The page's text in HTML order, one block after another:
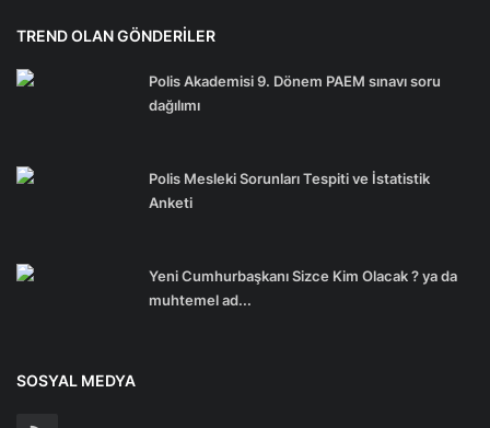
TREND OLAN GÖNDERILER
Polis Akademisi 9. Dönem PAEM sınavı soru
dağılımı
Polis Mesleki Sorunları Tespiti ve İstatistik
Anketi
Yeni Cumhurbaşkanı Sizce Kim Olacak ? ya da
muhtemel ad...
SOSYAL MEDYA